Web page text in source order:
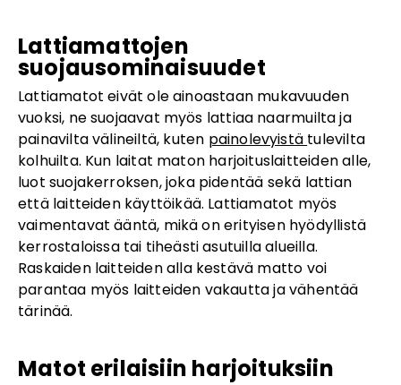
Lattiamattojen
suojausominaisuudet
Lattiamatot eivät ole ainoastaan mukavuuden
vuoksi, ne suojaavat myös lattiaa naarmuilta ja
painavilta välineiltä, kuten painolevyistä tulevilta
kolhuilta. Kun laitat maton harjoituslaitteiden alle,
luot suojakerroksen, joka pidentää sekä lattian
että laitteiden käyttöikää. Lattiamatot myös
vaimentavat ääntä, mikä on erityisen hyödyllistä
kerrostaloissa tai tiheästi asutuilla alueilla.
Raskaiden laitteiden alla kestävä matto voi
parantaa myös laitteiden vakautta ja vähentää
tärinää.
Matot erilaisiin harjoituksiin